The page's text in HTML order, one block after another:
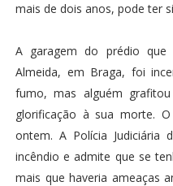
mais de dois anos, pode ter
A garagem do prédio que
Almeida, em Braga, foi
fumo, mas alguém
glorificação à sua morte.
ontem. A Polícia Judiciária
incêndio e admite que se
mais que haveria ameaças